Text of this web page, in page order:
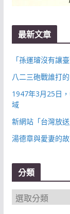
最新文章
「孫運璿沒有讓
八二三砲戰誰打的
1947年3月25日
域
新網站「台灣放
湯德章與愛妻的
分類
分
類